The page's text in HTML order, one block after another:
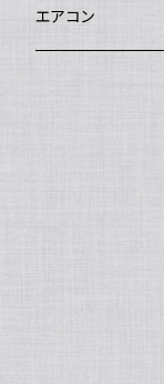
エアコン